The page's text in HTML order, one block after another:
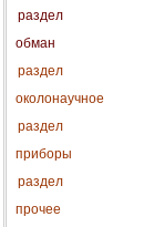
раздел
обман
раздел
околонаучное
раздел
приборы
раздел
прочее